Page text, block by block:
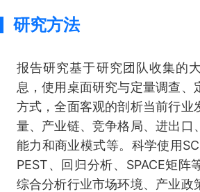
研究方法
报告研究基于研究团队收集的
息，使用桌面研究与定量调查、
方式，全面客观的剖析当前行业
量、产业链、竞争格局、进出口
能力和商业模式等。科学使用
PEST、回归分析、SPACE矩阵
综合分析行业市场环境、产业政